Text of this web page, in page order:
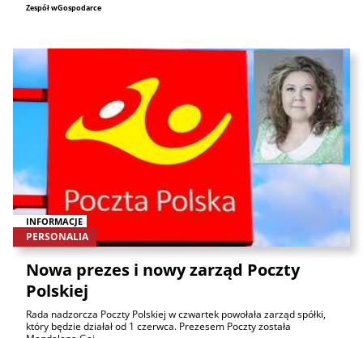
Zespół wGospodarce
INFORMACJE
PERSONALIA
Nowa prezes i nowy zarząd Poczty
Polskiej
Rada nadzorcza Poczty Polskiej w czwartek powołała zarząd spółki,
który będzie działał od 1 czerwca. Prezesem Poczty została